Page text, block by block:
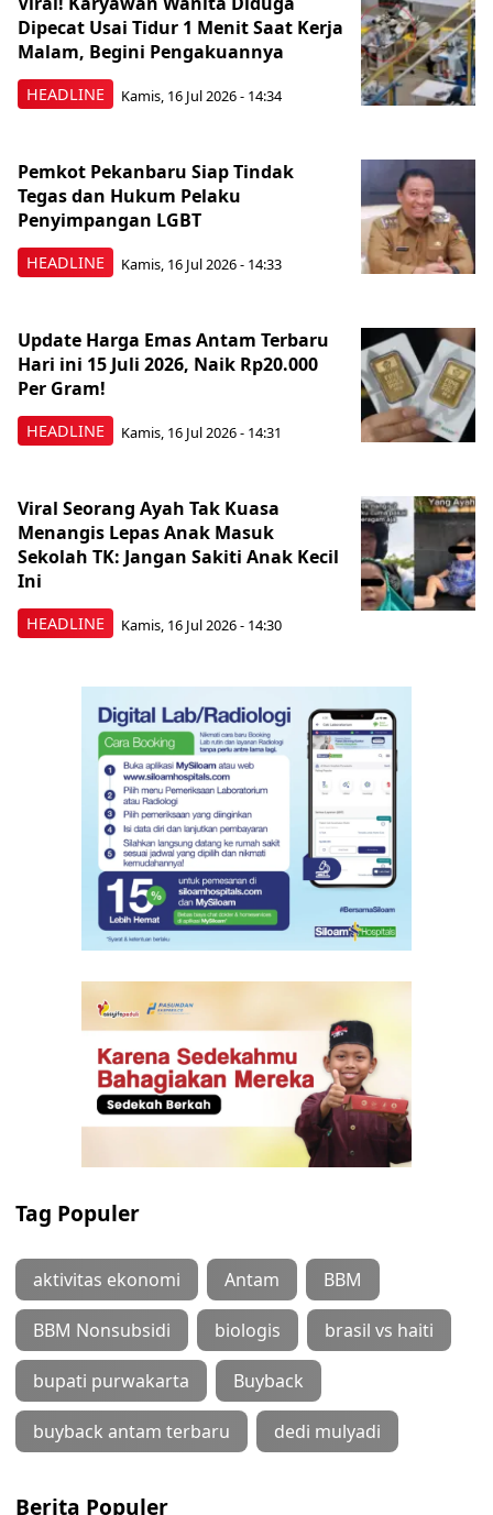
HEADLINE
Dipecat Usai Tidur 1 Menit Saat Kerja
Malam, Begini Pengakuannya
Kamis, 16 Jul 2026 - 14:34
HEADLINE
Pemkot Pekanbaru Siap Tindak
Tegas dan Hukum Pelaku
Penyimpangan LGBT
Kamis, 16 Jul 2026 - 14:33
HEADLINE
Update Harga Emas Antam Terbaru
Hari ini 15 Juli 2026, Naik Rp20.000
Per Gram!
Kamis, 16 Jul 2026 - 14:31
HEADLINE
Viral Seorang Ayah Tak Kuasa
Menangis Lepas Anak Masuk
Sekolah TK: Jangan Sakiti Anak Kecil
Ini
Kamis, 16 Jul 2026 - 14:30
Tag Populer
aktivitas ekonomi Antam BBM
BBM Nonsubsidi biologis brasil vs haiti
bupati purwakarta Buyback
buyback antam terbaru dedi mulyadi
Berita Populer